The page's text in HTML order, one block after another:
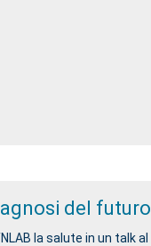
del futuro
la salute in un talk al